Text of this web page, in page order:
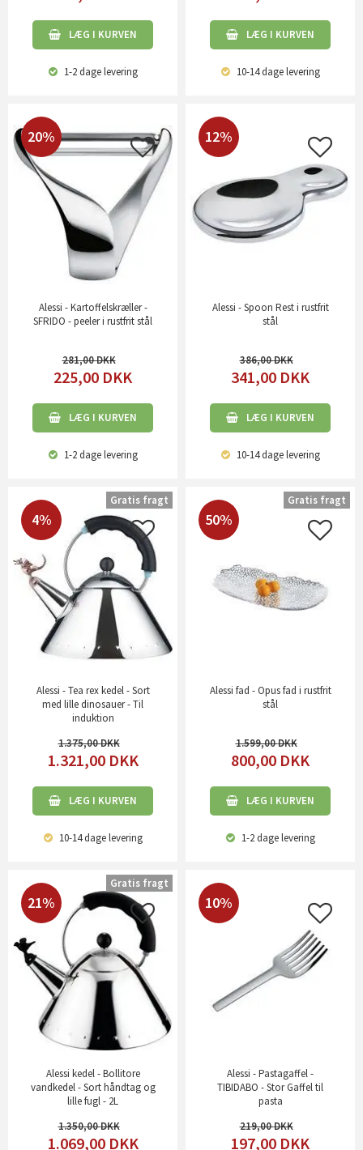
LÆG I KURVEN
1-2 dagelevering
LÆG I KURVEN
10-14 dagelevering
20%
Alessi - Kartoffelskræller -
SFRIDO - peeler i rustfrit stål
281,00
225,00 DKK
LÆG I KURVEN
1-2 dagelevering
12%
Alessi - Spoon Rest i rustfrit
stål
386,00
341,00 DKK
LÆG I KURVEN
10-14 dagelevering
4%
Alessi - Tea rex kedel - Sort
med lille dinosauer - Til
induktion
1.375,00
1.321,00 DKK
LÆG I KURVEN
10-14 dagelevering
Gratis fragt
50%
Alessi fad - Opus fad i rustfrit
stål
1.599,00
800,00 DKK
LÆG I KURVEN
1-2 dagelevering
Gratis fragt
21%
Alessi kedel - Bollitore
vandkedel - Sort håndtag og
lille fugl - 2L
1.350,00
1.069,00 DKK
Gratis fragt
10%
Alessi - Pastagaffel -
TIBIDABO - Stor Gaffel til
pasta
219,00
197,00 DKK